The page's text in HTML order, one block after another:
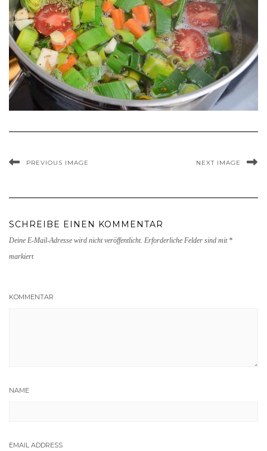
PREVIOUS IMAGE NEXT IMAGE
SCHREIBE EINEN KOMMENTAR
Deine E-Mail-Adresse wird nicht veröffentlicht. Erforderliche Felder sind mit *
markiert
KOMMENTAR
NAME
EMAIL ADDRESS